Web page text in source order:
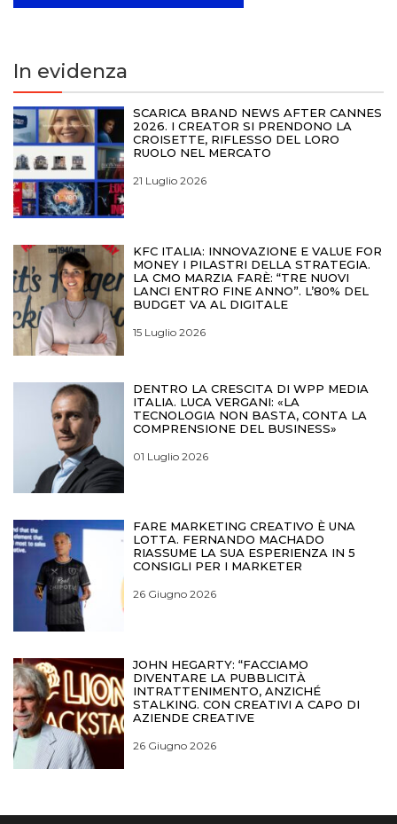
In evidenza
SCARICA BRAND NEWS AFTER CANNES
2026. I CREATOR SI PRENDONO LA
CROISETTE, RIFLESSO DEL LORO
RUOLO NEL MERCATO
21 Luglio 2026
KFC ITALIA: INNOVAZIONE E VALUE FOR
MONEY I PILASTRI DELLA STRATEGIA.
LA CMO MARZIA FARÈ: “TRE NUOVI
LANCI ENTRO FINE ANNO”. L’80% DEL
BUDGET VA AL DIGITALE
15 Luglio 2026
DENTRO LA CRESCITA DI WPP MEDIA
ITALIA. LUCA VERGANI: «LA
TECNOLOGIA NON BASTA, CONTA LA
COMPRENSIONE DEL BUSINESS»
01 Luglio 2026
FARE MARKETING CREATIVO È UNA
LOTTA. FERNANDO MACHADO
RIASSUME LA SUA ESPERIENZA IN 5
CONSIGLI PER I MARKETER
26 Giugno 2026
JOHN HEGARTY: “FACCIAMO
DIVENTARE LA PUBBLICITÀ
INTRATTENIMENTO, ANZICHÉ
STALKING. CON CREATIVI A CAPO DI
AZIENDE CREATIVE
26 Giugno 2026